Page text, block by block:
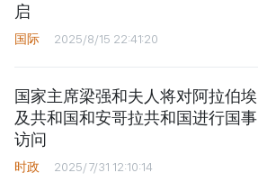
启
国际 2025/8/15 22:41:20
国家主席梁强和夫人将对阿拉伯埃
及共和国和安哥拉共和国进行国事
访问
时政 2025/7/31 12:10:14